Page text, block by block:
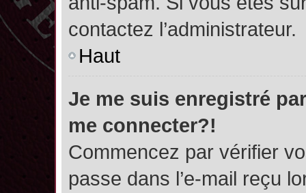
contactez l’administrateur.
Haut
Je me suis enregistré
me connecter?!
Commencez par vérifier
passe dans l’e-mail reçu